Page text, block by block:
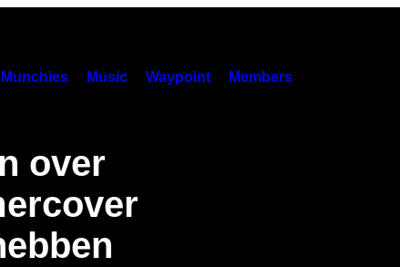
Munchies Music Waypoint Members
over